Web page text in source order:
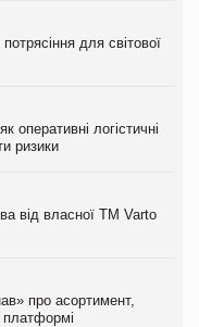
для світової
оперативні логістичні
ризики
від власної ТМ Varto
про асортимент,
платформі
для світової
оперативні логістичні
ризики
від власної ТМ Varto
про асортимент,
платформі
для світової